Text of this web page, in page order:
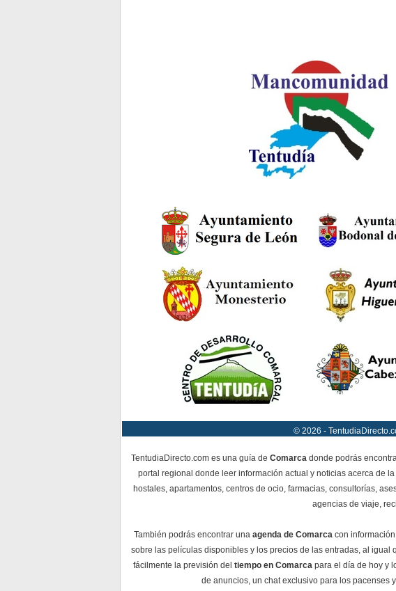
© 2026 -
TentudiaDirecto.com es una guía de Comarca donde podrás
portal regional donde leer información actual y noticias acerca de
hostales, apartamentos, centros de ocio, farmacias, consultorías,
agencias de viaje,
También podrás encontrar una agenda de Comarcacon información
sobre las películas disponibles y los precios de las entradas, al igual
fácilmente la previsión del tiempo en Comarca para el día de hoy y
de anuncios, un chat exclusivo para los pacenses